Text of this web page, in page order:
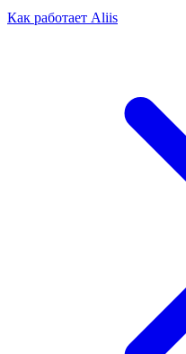
Как работает Aliis